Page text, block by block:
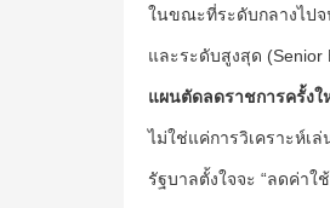
ในขณะที่ระดับกลางไปจ
และระดับสูงสุด (Senior
แผนตัดลดราชการครั้งใ
ไม่ใช่แค่การวิเคราะห์เ
รัฐบาลตั้งใจจะ “ลดค่าใ